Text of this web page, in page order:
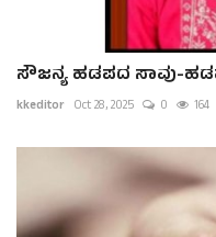
ಸೌಜನ್ಯ ಹಡಪದ ಸಾವು-
kkeditor Oct 28, 2025 0 164